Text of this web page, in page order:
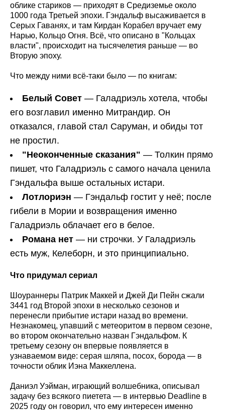
облике стариков — приходят в Средиземье около
1000 года Третьей эпохи. Гэндальф высаживается в
Серых Гаванях, и там Кирдан Корабел вручает ему
Нарью, Кольцо Огня. Всё, что описано в "Кольцах
власти", происходит на тысячелетия раньше — во
Вторую эпоху.
Что между ними всё-таки было — по книгам:
Белый Совет — Галадриэль хотела, чтобы
его возглавил именно Митрандир. Он
отказался, главой стал Саруман, и обиды тот
не простил.
"Неоконченные сказания" — Толкин прямо
пишет, что Галадриэль с самого начала ценила
Гэндальфа выше остальных истари.
Лотлориэн — Гэндальф гостит у неё; после
гибели в Мории и возвращения именно
Галадриэль облачает его в белое.
Романа нет — ни строчки. У Галадриэль
есть муж, Келеборн, и это принципиально.
Что придумал сериал
Шоураннеры Патрик Маккей и Джей Ди Пейн сжали
3441 год Второй эпохи в несколько сезонов и
перенесли прибытие истари назад во времени.
Незнакомец, упавший с метеоритом в первом сезоне,
во втором окончательно назван Гэндальфом. К
третьему сезону он впервые появляется в
узнаваемом виде: серая шляпа, посох, борода — в
точности облик Иэна Маккеллена.
Даниэл Уэйман, играющий волшебника, описывал
задачу без всякого пиетета — в интервью Deadline в
2025 году он говорил, что ему интересен именно